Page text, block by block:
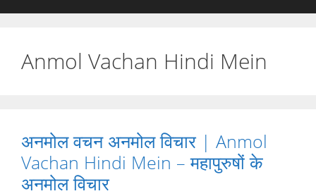
Anmol Vachan Hindi Mein
अनमोल वचन अनमोल विचार | Anmol
Vachan Hindi Mein – महापुरुषों के
अनमोल विचार